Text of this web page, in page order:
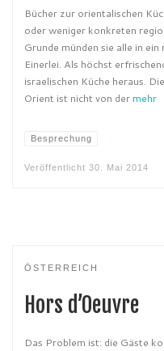
Bücher zur orientalischen
oder weniger konkreten
Grunde münden sie alle in
Einerlei. Als höchst
israelischen Küche heraus.
Orient ist nicht von der mehr
Besprechung
Veröffentlicht 30. Mai 2014
ÖSTERREICH
Hors d’Oeuvre
Das Problem ist: die Gäste